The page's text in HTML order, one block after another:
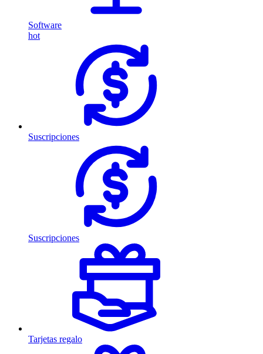
Software
hot
Suscripciones
Suscripciones
Tarjetas regalo